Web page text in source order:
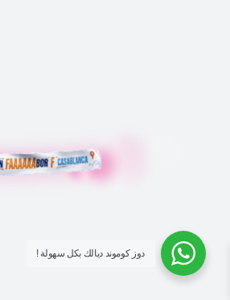
! دوز كوموند ديالك بكل سهولة